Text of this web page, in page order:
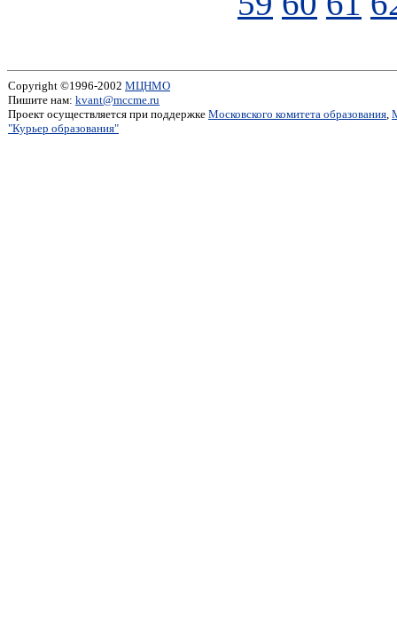
Copyright ©1996-2002 МЦНМО
Пишите нам: kvant@mccme.ru
Проект осуществляется при поддержке Московского комитета образования,
"Курьер образования"